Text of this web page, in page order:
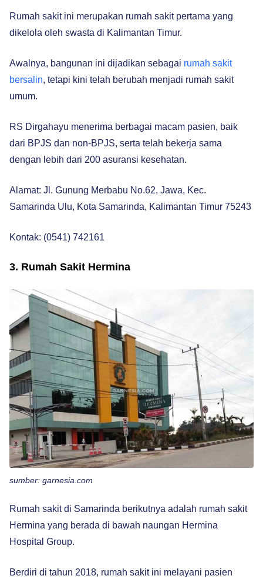
Rumah sakit ini merupakan rumah sakit pertama yang
dikelola oleh swasta di Kalimantan Timur.
Awalnya, bangunan ini dijadikan sebagai rumah sakit
bersalin, tetapi kini telah berubah menjadi rumah sakit
umum.
RS Dirgahayu menerima berbagai macam pasien, baik
dari BPJS dan non-BPJS, serta telah bekerja sama
dengan lebih dari 200 asuransi kesehatan.
Alamat: Jl. Gunung Merbabu No.62, Jawa, Kec.
Samarinda Ulu, Kota Samarinda, Kalimantan Timur 75243
Kontak: (0541) 742161
3. Rumah Sakit Hermina
sumber: garnesia.com
Rumah sakit di Samarinda berikutnya adalah rumah sakit
Hermina yang berada di bawah naungan Hermina
Hospital Group.
Berdiri di tahun 2018, rumah sakit ini melayani pasien